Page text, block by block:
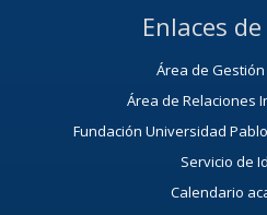
Enlaces
Área de
Área de Relaciones
Fundación Universidad
Servicio de
Calendario